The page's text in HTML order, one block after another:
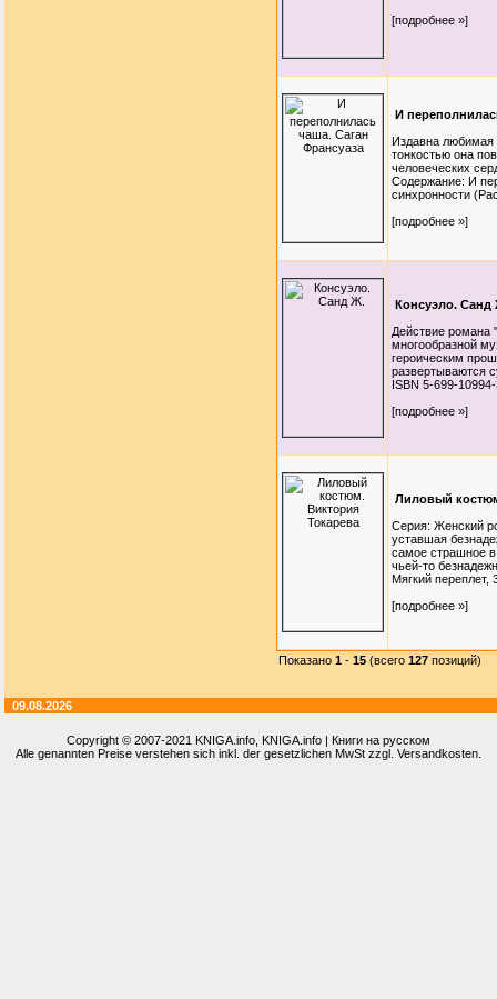
[подробнее »]
И
Издавна любимая
тонкостью она
человеческих
Содержание: И
синхронности
[подробнее »]
Консуэло. Санд
Действие романа
многообразной
героическим
развертываются
ISBN 5-699-
[подробнее »]
Лиловый
Серия: Женский
уставшая
самое страшное
чьей-то
Мягкий переплет,
[подробнее »]
Показано 1 - 15 (всего 127 позиций)
09.08.2026
Copyright © 2007-2021 KNIGA.info , KNIGA.info | Книги на русском
Alle genannten Preise verstehen sich inkl. der gesetzlichen MwSt zzgl. Versandkosten.